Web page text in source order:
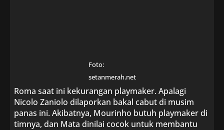
Foto:
setanmerah.net
Roma saat ini kekurangan playmaker. Apalagi
Nicolo Zaniolo dilaporkan bakal cabut di musim
panas ini. Akibatnya, Mourinho butuh playmaker di
timnya, dan Mata dinilai cocok untuk membantu